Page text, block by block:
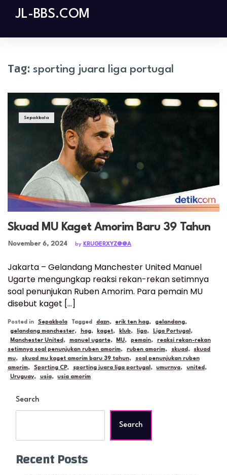
JL-BBS.COM
Tag: sporting juara liga portugal
Sepakbola
Skuad MU Kaget Amorim Baru 39 Tahun
Posted on
November 6, 2024 by KRUGERXYZ@@A
Jakarta – Gelandang Manchester United Manuel
Ugarte mengungkap reaksi rekan-rekan setimnya
soal penunjukan Ruben Amorim. Para pemain MU
disebut kaget […]
Posted in Sepakbola Tagged dazn, erik ten hag, gelandang,
gelandang manchester, hag, kaget, klub, liga, Liga Portugal,
Manchester United, manuel ugarte, MU, pemain,
reaksi rekan-rekan
setimnya soal penunjukan ruben amorim, ruben amorim, skuad,
skuad
mu, skuad mu kaget amorim baru 39 tahun,
soal penunjukan ruben
amorim, Sporting CP, sporting juara liga portugal, umurnya, united,
Uruguay, usia, usia amorim
Search
Search
Recent Posts